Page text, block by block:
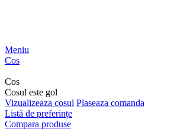
Meniu
Cos
Cos
Cosul este gol
Vizualizeaza cosul Plaseaza comanda
Listă de preferințe
Compara produse